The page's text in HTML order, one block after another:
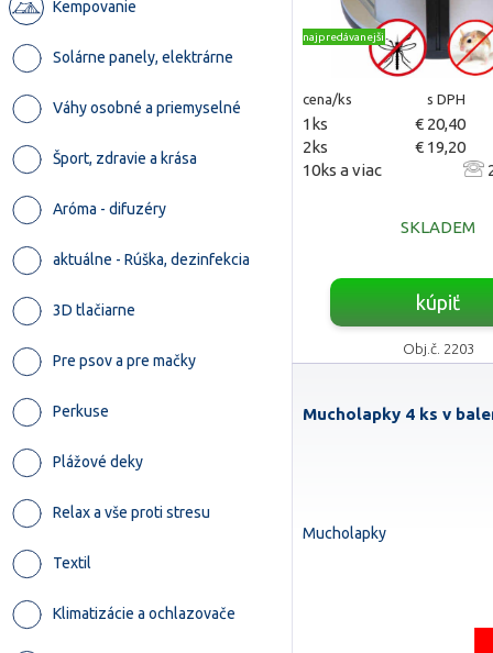
Kempovanie
Solárne panely, elektrárne
Váhy osobné a priemyselné
Šport, zdravie a krása
Aróma - difuzéry
aktuálne - Rúška, dezinfekcia
3D tlačiarne
Pre psov a pre mačky
Perkuse
Plážové deky
Relax a vše proti stresu
Textil
Klimatizácie a ochlazovače
najpredávanejšie
cena/ks s DPH
1ks
€ 20,40
2ks
€ 19,20
10ks a viac
SKLADEM
kúpiť
Obj.č. 2203
Mucholapky 4 ks v
Mucholapky